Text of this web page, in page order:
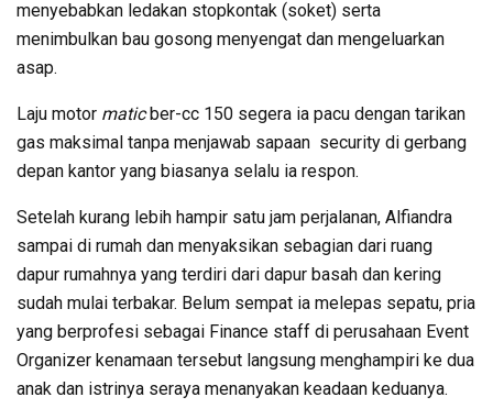
menyebabkan ledakan stopkontak (soket) serta
menimbulkan bau gosong menyengat dan mengeluarkan
asap.
Laju motor maticber-cc 150 segera ia pacu dengan tarikan
gas maksimal tanpa menjawab sapaan security di gerbang
depan kantor yang biasanya selalu ia respon.
Setelah kurang lebih hampir satu jam perjalanan, Alfiandra
sampai di rumah dan menyaksikan sebagian dari ruang
dapur rumahnya yang terdiri dari dapur basah dan kering
sudah mulai terbakar. Belum sempat ia melepas sepatu, pria
yang berprofesi sebagai Finance staff di perusahaan Event
Organizer kenamaan tersebut langsung menghampiri ke dua
anak dan istrinya seraya menanyakan keadaan keduanya.